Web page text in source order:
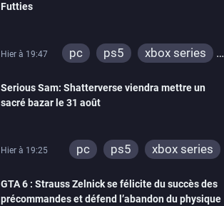
Futties
Hier à 19:47 pc ps5
xbox series
xbox one
switch 2
Serious Sam: Shatterverse viendra mettre un
sacré bazar le 31 août
Hier à 19:25 pc ps5 xbox series
GTA 6 : Strauss Zelnick se félicite du succès des
précommandes et défend l’abandon du physique